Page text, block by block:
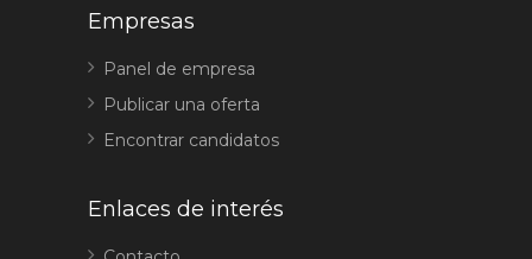
Empresas
Panel de empresa
Publicar una oferta
Encontrar candidatos
Enlaces de interés